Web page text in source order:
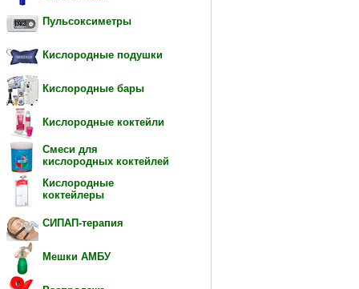
Пульсоксиметры
Кислородные подушки
Кислородные бары
Кислородные коктейли
Смеси для
кислородных коктейлей
Кислородные
коктейлеры
СИПАП-терапия
Мешки АМБУ